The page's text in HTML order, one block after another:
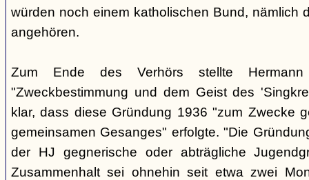
würden noch einem katholischen Bund, nämlich
angehören.
Zum Ende des Verhörs stellte
"Zweckbestimmung und dem Geist des
klar, dass diese Gründung 1936 "zum Zwecke
gemeinsamen Gesanges" erfolgte. "Die
der HJ gegnerische oder abträgliche
Zusammenhalt sei ohnehin seit etwa zwei